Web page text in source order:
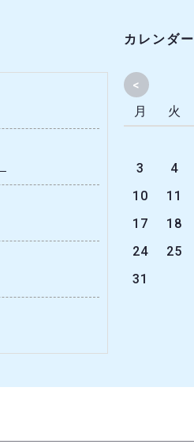
カレンダー
<
月
火
3
4
10
11
17
18
24
25
31